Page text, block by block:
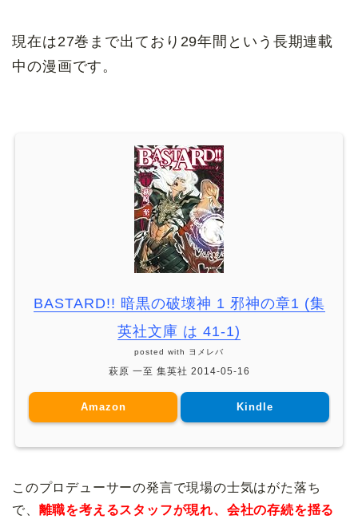
現在は27巻まで出ており29年間という長期連載
中の漫画です。
BASTARD!! 暗黒の破壊神 1 邪神の章1 (集
英社文庫 は 41-1)
posted with ヨメレバ
萩原 一至 集英社 2014-05-16
Amazon Kindle
このプロデューサーの発言で現場の士気はがた落ち
で、 離職を考えるスタッフが現れ、会社の存続を揺る